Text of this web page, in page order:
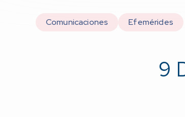
Comunicaciones Efemérides
9